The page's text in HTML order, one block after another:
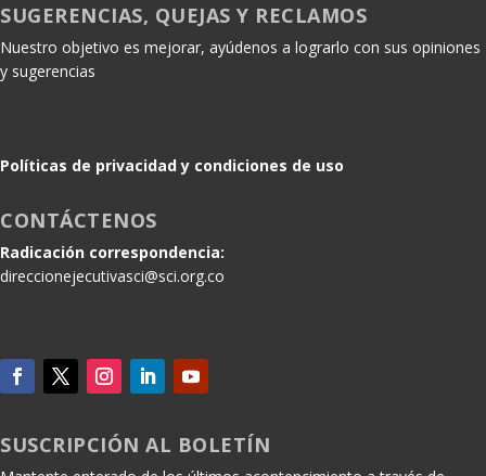
SUGERENCIAS, QUEJAS Y RECLAMOS
Nuestro objetivo es mejorar, ayúdenos a lograrlo con sus opiniones
y sugerencias
Políticas de privacidad y condiciones de uso
CONTÁCTENOS
Radicación correspondencia:
direccionejecutivasci@sci.org.co
SUSCRIPCIÓN AL BOLETÍN